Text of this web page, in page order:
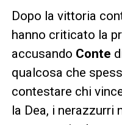
Dopo la vittoria
hanno criticato la
accusando Conte
qualcosa che
contestare chi
la Dea, i nerazzurri